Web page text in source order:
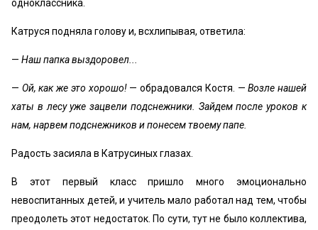
одноклассника.
Катруся подняла голову и, всхлипывая, ответила:
— Наш папка выздоровел...
— Ой, как же это хорошо! — обрадовался Костя. —Возле нашей
хаты в лесу уже зацвели подснежники. Зайдем после уроков к
нам, нарвем подснежников и понесем твоему папе.
Радость засияла в Катрусиных глазах.
В этот первый класс пришло много эмоционально
невоспитанных детей, и учитель мало работал над тем, чтобы
преодолеть этот недостаток. По сути, тут не было коллектива,